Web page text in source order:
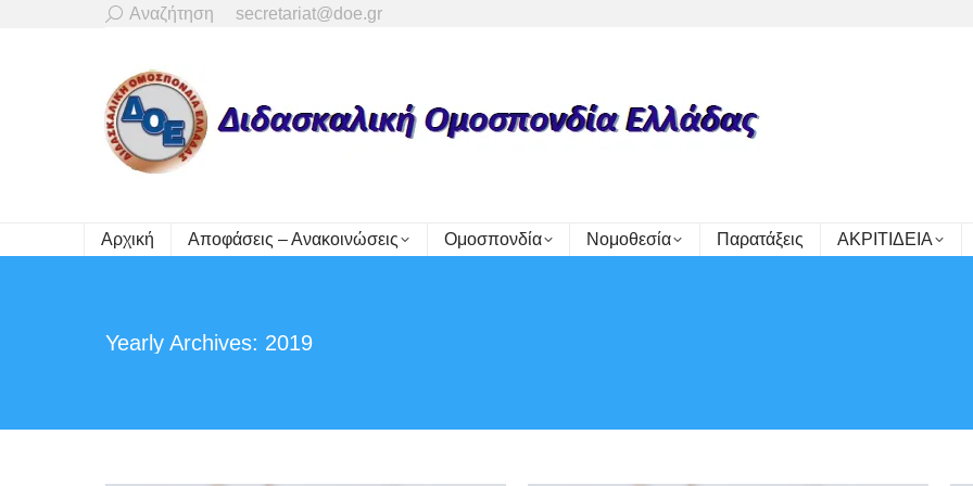
Search:
Αναζήτηση secretariat@doe.gr
Αρχική Αποφάσεις – Ανακοινώσεις Ομοσπονδία Νομοθεσία Παρατάξεις ΑΚΡΙΤΙΔΕΙΑ
Yearly Archives: 2019